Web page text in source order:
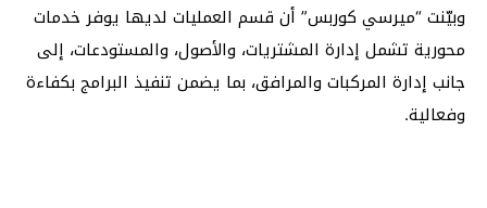
وبيّنت “ميرسي كوربس” أن قسم العمليات لديها يوفر خدمات
محورية تشمل إدارة المشتريات، والأصول، والمستودعات، إلى
جانب إدارة المركبات والمرافق، بما يضمن تنفيذ البرامج بكفاءة
وفعالية.